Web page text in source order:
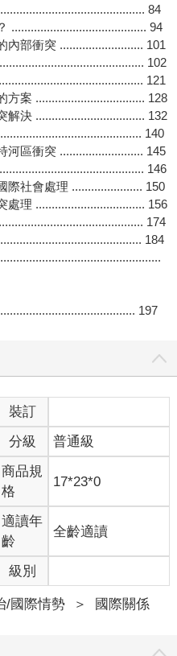
84
.......................................... 94
部衝突 .......................... 101
102
121
案 .................................. 128
決 .................................. 132
140
區衝突 .......................... 145
146
社會處理 ...................... 150
理 .................................. 156
174
184
197
裝訂
分級 普通級
商品規
格
17*23*0
適讀年
齡
全齡適讀
級別
/國際情勢 ＞ 國際關係